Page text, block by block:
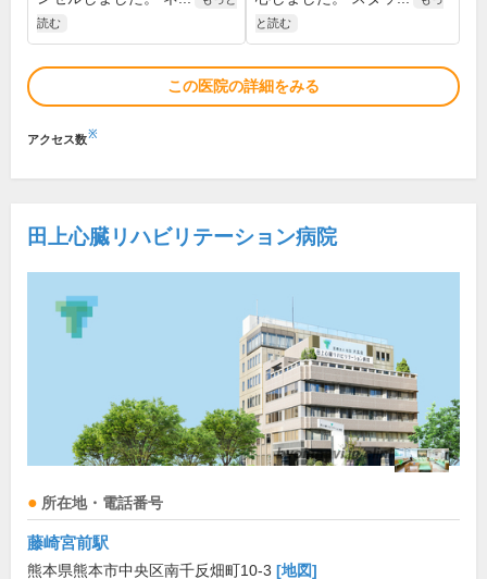
読む
と読む
この医院の詳細をみる
アクセス数※
田上心臓リハビリテーション病院
所在地・電話番号
藤崎宮前駅
熊本県熊本市中央区南千反畑町10-3 [地図]